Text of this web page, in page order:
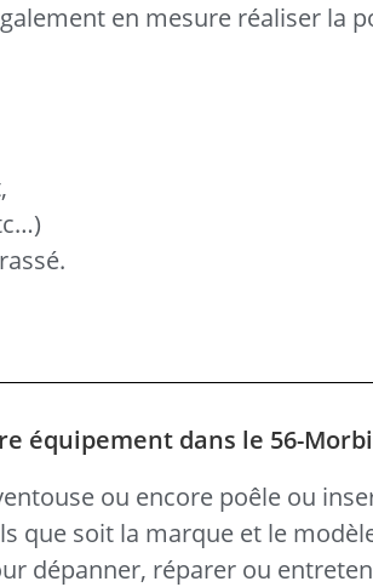
en mesure réaliser la
équipement dans le 56-
ou encore poêle ou
que soit la marque et le
dépanner, réparer ou